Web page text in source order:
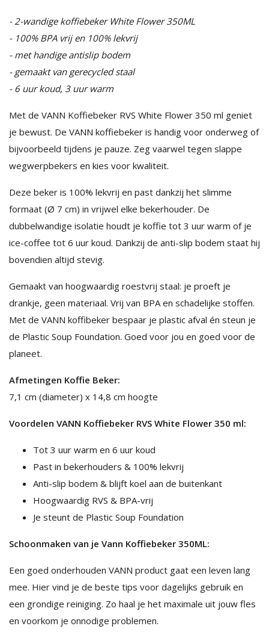
- 2-wandige koffiebeker White Flower 350ML
- 100% BPA vrij en 100% lekvrij
- met handige antislip bodem
- gemaakt van gerecycled staal
- 6 uur koud, 3 uur warm
Met de VANN Koffiebeker RVS White Flower 350 ml geniet
je bewust. De VANN koffiebeker is handig voor onderweg of
bijvoorbeeld tijdens je pauze. Zeg vaarwel tegen slappe
wegwerpbekers en kies voor kwaliteit.
Deze beker is 100% lekvrij en past dankzij het slimme
formaat (Ø 7 cm) in vrijwel elke bekerhouder. De
dubbelwandige isolatie houdt je koffie tot 3 uur warm of je
ice-coffee tot 6 uur koud. Dankzij de anti-slip bodem staat hij
bovendien altijd stevig.
Gemaakt van hoogwaardig roestvrij staal: je proeft je
drankje, geen materiaal. Vrij van BPA en schadelijke stoffen.
Met de VANN koffibeker bespaar je plastic afval én steun je
de Plastic Soup Foundation. Goed voor jou en goed voor de
planeet.
Afmetingen Koffie Beker:
7,1 cm (diameter) x 14,8 cm hoogte
Voordelen VANN Koffiebeker RVS White Flower 350 ml:
Tot 3 uur warm en 6 uur koud
Past in bekerhouders & 100% lekvrij
Anti-slip bodem & blijft koel aan de buitenkant
Hoogwaardig RVS & BPA-vrij
Je steunt de Plastic Soup Foundation
Schoonmaken van je Vann Koffiebeker 350ML:
Een goed onderhouden VANN product gaat een leven lang
mee. Hier vind je de beste tips voor dagelijks gebruik en
een grondige reiniging. Zo haal je het maximale uit jouw fles
en voorkom je onnodige problemen.